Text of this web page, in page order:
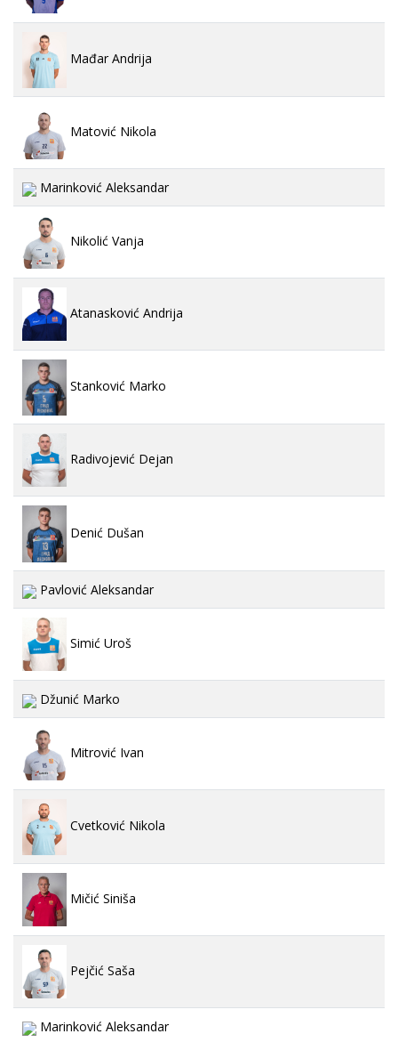
Mađar Andrija
Matović Nikola
Marinković Aleksandar
Nikolić Vanja
Atanasković Andrija
Stanković Marko
Radivojević Dejan
Denić Dušan
Pavlović Aleksandar
Simić Uroš
Džunić Marko
Mitrović Ivan
Cvetković Nikola
Mičić Siniša
Pejčić Saša
Marinković Aleksandar